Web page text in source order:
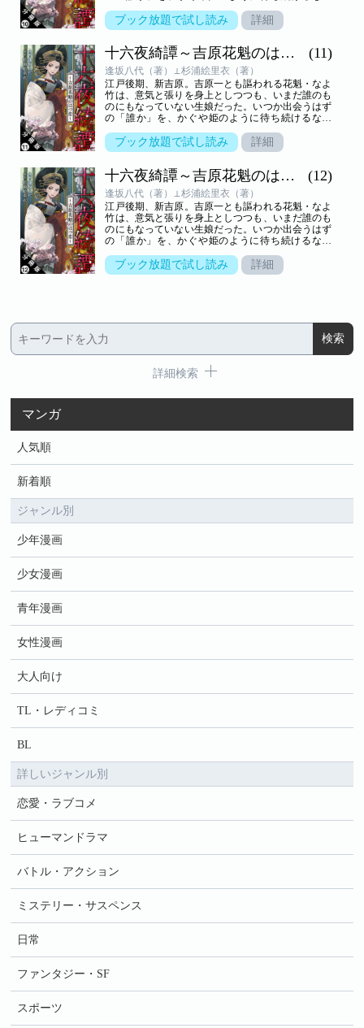
きた──。天涯孤独の花魁が知った“初めての恋”を
描く純愛物語！
ブック放題で試し読み 詳細
十六夜綺譚～吉原花魁のはつ恋～ 分冊版 (11)
逢坂八代（著）⊥杉浦絵里衣（著）
江戸後期、新吉原。吉原一とも謳われる花魁・なよ
竹は、意気と張りを身上としつつも、いまだ誰のも
のにもなっていない生娘だった。いつか出会うはず
の「誰か」を、かぐや姫のように待ち続けるなよ
きた──。天涯孤独の花魁が知った“初めての恋”を
描く純愛物語！
ブック放題で試し読み 詳細
十六夜綺譚～吉原花魁のはつ恋～ 分冊版 (12)
逢坂八代（著）⊥杉浦絵里衣（著）
江戸後期、新吉原。吉原一とも謳われる花魁・なよ
竹は、意気と張りを身上としつつも、いまだ誰のも
のにもなっていない生娘だった。いつか出会うはず
の「誰か」を、かぐや姫のように待ち続けるなよ
きた──。天涯孤独の花魁が知った“初めての恋”を
描く純愛物語！
ブック放題で試し読み 詳細
詳細検索
マンガ
人気順
新着順
ジャンル別
少年漫画
少女漫画
青年漫画
女性漫画
大人向け
TL・レディコミ
BL
詳しいジャンル別
恋愛・ラブコメ
ヒューマンドラマ
バトル・アクション
ミステリー・サスペンス
日常
ファンタジー・SF
スポーツ